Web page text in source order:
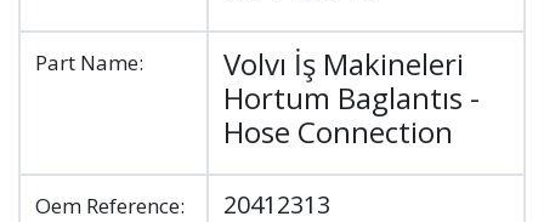
Part Name:
Volvı İş Makineleri
Hortum Baglantıs -
Hose Connection
Oem Reference: 20412313